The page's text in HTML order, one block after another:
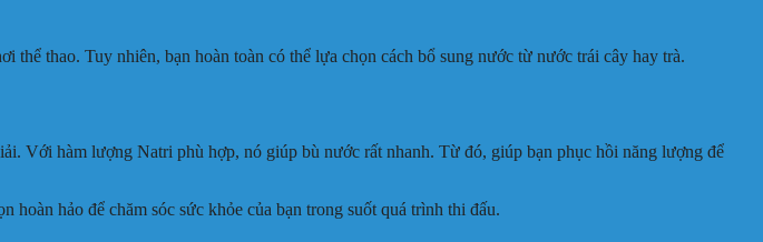
thao. Tuy nhiên, bạn hoàn toàn có thể lựa chọn cách bổ sung nước từ nước trái cây hay trà.
Với hàm lượng Natri phù hợp, nó giúp bù nước rất nhanh. Từ đó, giúp bạn phục hồi năng lượng để
hảo để chăm sóc sức khỏe của bạn trong suốt quá trình thi đấu.